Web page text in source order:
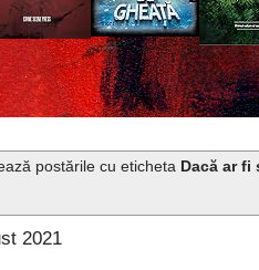
postările cu eticheta Dacă ar fi
2021